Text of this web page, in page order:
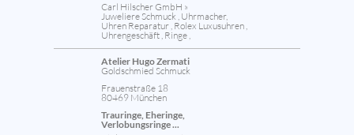
Carl Hilscher GmbH »
Juweliere Schmuck , Uhrmacher,
Uhren Reparatur , Rolex Luxusuhren ,
Uhrengeschäft , Ringe ,
Atelier Hugo Zermati
Goldschmied Schmuck
Frauenstraße 18
80469 München
Trauringe, Eheringe,
Verlobungsringe ...